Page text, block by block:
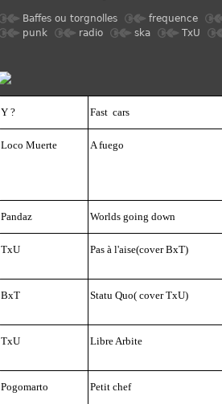
Baffes ou torgnolles
frequence
punk
radio ska TxU
Y ? Fast cars
Loco Muerte A fuego
Pandaz Worlds going down
TxU Pas à l'aise(cover BxT)
BxT Statu Quo( cover TxU)
TxU Libre Arbite
Pogomarto Petit chef